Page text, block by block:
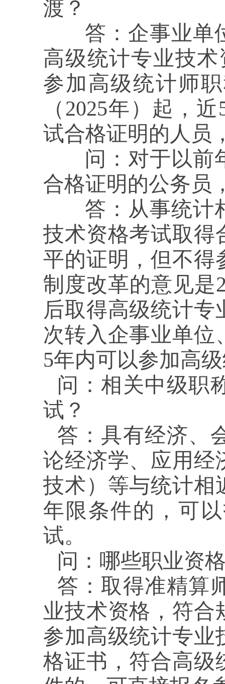
渡？
答： 企事业单
高级统计专业技
参加高级统计师
（2025年）起，
试合格证明的人员
问： 对于以前
合格证明的公务员
答： 从事统计
技术资格考试取得
平的证明，但不得
制度改革的意见是
后取得高级统计
次转入企事业单位
5年内可以参加高
问：相关中级职
试？
答： 具有经济、
论经济学、应用经
技术）等与统计相
年限条件的，可
试。
问： 哪些职业资
答：取得准精算
业技术资格，符合
参加高级统计专业
格证书，符合高级